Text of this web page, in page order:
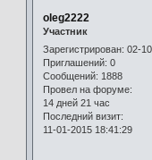
oleg2222
Участник
Зарегистрирован: 02-
Приглашений: 0
Сообщений: 1888
Провел на форуме:
14 дней 21 час
Последний визит:
11-01-2015 18:41:29